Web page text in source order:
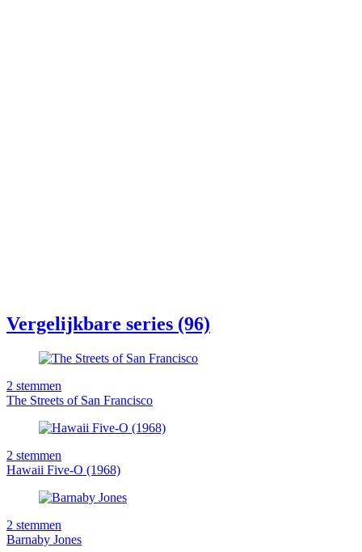
Vergelijkbare series (96)
2 stemmen
The Streets of San Francisco
2 stemmen
Hawaii Five-O (1968)
2 stemmen
Barnaby Jones